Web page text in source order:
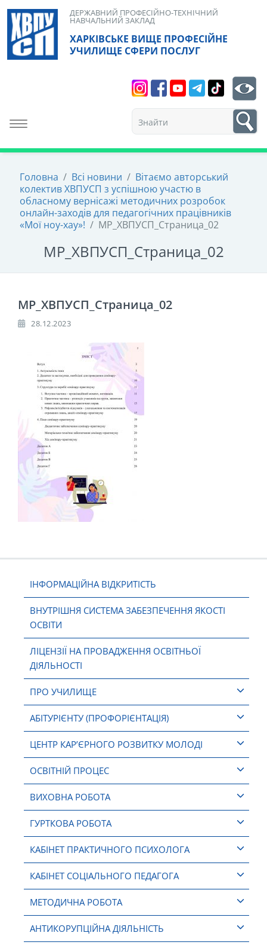
Skip
content
ХАРКІВСЬКЕ ВИЩЕ ПРОФЕСІЙНЕ
УЧИЛИЩЕ СФЕРИ ПОСЛУГ
ДЕРЖАВНИЙ ПРОФЕСІЙНО-ТЕХНІЧНИЙ
НАВЧАЛЬНИЙ ЗАКЛАД
Toggle navigation
1
Головна / Всі новини / Вітаємо авторський
колектив ХВПУСП з успішною участю в
обласному вернісажі методичних розробок
онлайн-заходів для педагогічних працівників
«Мої ноу-хау»! / МР_ХВПУСП_Страница_02
МР_ХВПУСП_Страница_02
ІНФОРМАЦІЙНА ВІДКРИТІСТЬ
ВНУТРІШНЯ СИСТЕМА ЗАБЕЗПЕЧЕННЯ ЯКОСТІ
ОСВІТИ
ЛІЦЕНЗІЇ НА ПРОВАДЖЕННЯ ОСВІТНЬОЇ
ДІЯЛЬНОСТІ
ПРО УЧИЛИЩЕ
АБІТУРІЄНТУ (ПРОФОРІЄНТАЦІЯ)
ЦЕНТР КАР’ЄРНОГО РОЗВИТКУ МОЛОДІ
ОСВІТНІЙ ПРОЦЕС
ВИХОВНА РОБОТА
ГУРТКОВА РОБОТА
КАБІНЕТ ПРАКТИЧНОГО ПСИХОЛОГА
КАБІНЕТ СОЦІАЛЬНОГО ПЕДАГОГА
МЕТОДИЧНА РОБОТА
АНТИКОРУПЦІЙНА ДІЯЛЬНІСТЬ
МР_ХВПУСП_Страница_02
28.12.2023